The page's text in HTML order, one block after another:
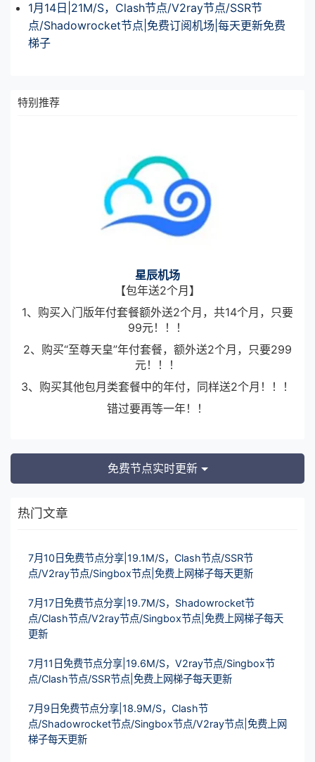
1月14日|21M/S，Clash节点/V2ray节点/SSR节
点/Shadowrocket节点|免费订阅机场|每天更新免费
梯子
特别推荐
星辰机场
【包年送2个月】
1、购买入门版年付套餐额外送2个月，共14个月，只要
99元！！！
2、购买“至尊天皇”年付套餐，额外送2个月，只要299
元！！！
3、购买其他包月类套餐中的年付，同样送2个月！！！
错过要再等一年！！
免费节点实时更新
热门文章
7月10日免费节点分享|19.1M/S，Clash节点/SSR节
点/V2ray节点/Singbox节点|免费上网梯子每天更新
7月17日免费节点分享|19.7M/S，Shadowrocket节
点/Clash节点/V2ray节点/Singbox节点|免费上网梯子每天
更新
7月11日免费节点分享|19.6M/S，V2ray节点/Singbox节
点/Clash节点/SSR节点|免费上网梯子每天更新
7月9日免费节点分享|18.9M/S，Clash节
点/Shadowrocket节点/Singbox节点/V2ray节点|免费上网
梯子每天更新